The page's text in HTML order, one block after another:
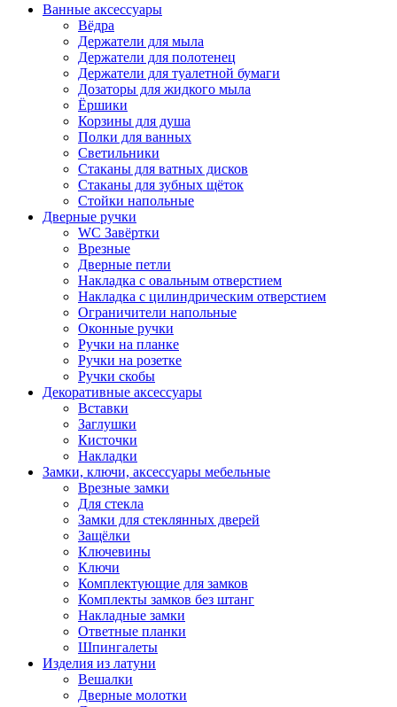
Ванные аксессуары
Вёдра
Держатели для мыла
Держатели для полотенец
Держатели для туалетной бумаги
Дозаторы для жидкого мыла
Ёршики
Корзины для душа
Полки для ванных
Светильники
Стаканы для ватных дисков
Стаканы для зубных щёток
Стойки напольные
Дверные ручки
WC Завёртки
Врезные
Дверные петли
Накладка с овальным отверстием
Накладка с цилиндрическим отверстием
Ограничители напольные
Оконные ручки
Ручки на планке
Ручки на розетке
Ручки скобы
Декоративные аксессуары
Вставки
Заглушки
Кисточки
Накладки
Замки, ключи, аксессуары мебельные
Врезные замки
Для стекла
Замки для стеклянных дверей
Защёлки
Ключевины
Ключи
Комплектующие для замков
Комплекты замков без штанг
Накладные замки
Ответные планки
Шпингалеты
Изделия из латуни
Вешалки
Дверные молотки